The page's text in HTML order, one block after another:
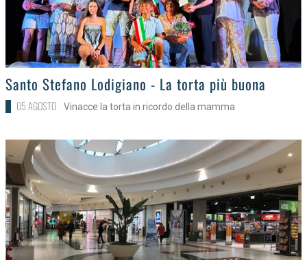
>
Santo Stefano Lodigiano - La torta più buona
05 AGOSTO Vinacce la torta in ricordo della mamma